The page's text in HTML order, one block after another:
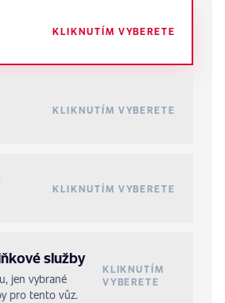
KLIKNUTÍM VYBERETE
KLIKNUTÍM VYBERETE
KLIKNUTÍM VYBERETE
služby
jen vybrané
pro tento vůz.
KLIKNUTÍM
VYBERETE